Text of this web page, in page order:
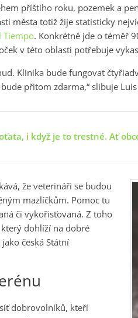
příštího roku, pozemek a
města totiž žije statisticky
Tiempo. Konkrétně jde o téměř
v této oblasti potřebuje
Klinika bude fungovat
přitom zdarma,“ slibuje
i když je to trestné. Ať
že veterináři se budou
mazlíčkům. Pomoc tu
či vykořisťovaná. Z toho
dohlíží na dobré
česká Státní
dobrovolníků, kteří